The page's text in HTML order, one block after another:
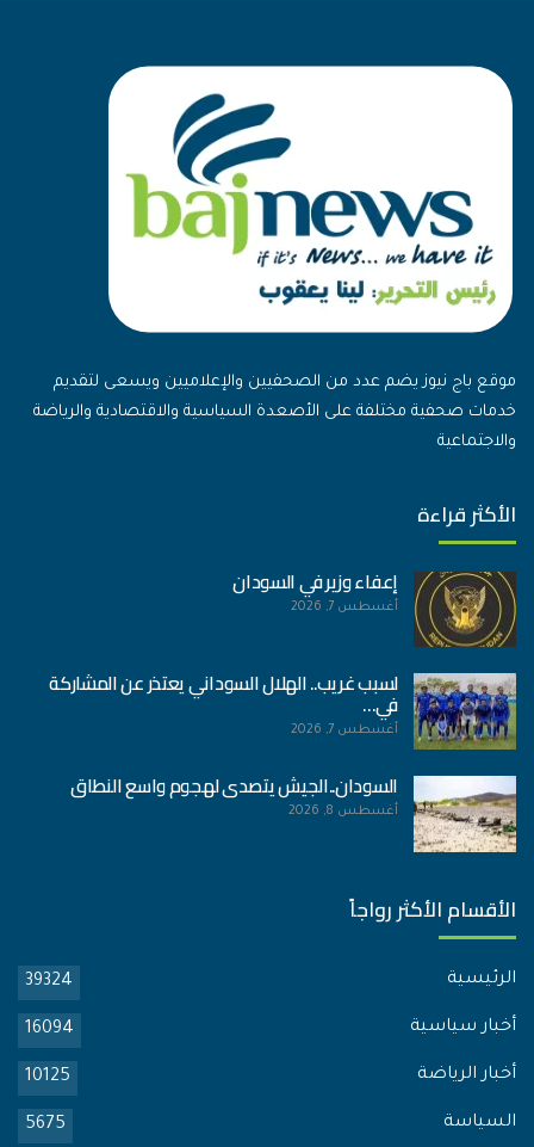
موقع باج نيوز يضم عدد من الصحفيين والإعلاميين ويسعى لتقديم
خدمات صحفية مختلفة على الأصعدة السياسية والاقتصادية والرياضة
والاجتماعية
الأكثر قراءة
إعفاء وزير في السودان
أغسطس 7, 2026
لسبب غريب.. الهلال السوداني يعتذر عن المشاركة
في…
أغسطس 7, 2026
السودان..الجيش يتصدى لهجوم واسع النطاق
أغسطس 8, 2026
الأقسام الأكثر رواجاً
الرئيسية 39324
أخبار سياسية 16094
أخبار الرياضة 10125
السياسة 5675